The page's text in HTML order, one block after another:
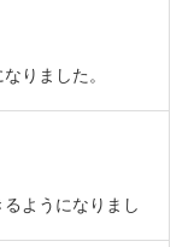
りました。
ようになりまし